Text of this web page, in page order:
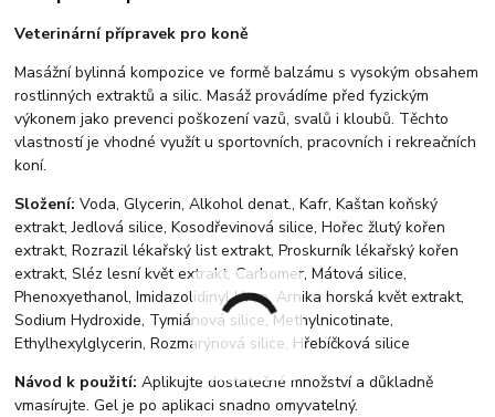
Veterinární přípravek pro koně
Masážní bylinná kompozice ve formě balzámu s vysokým obsahem
rostlinných extraktů a silic. Masáž provádíme před fyzickým
výkonem jako prevenci poškození vazů, svalů i kloubů. Těchto
vlastností je vhodné využít u sportovních, pracovních i rekreačních
koní.
Složení:Voda, Glycerin, Alkohol denat., Kafr, Kaštan koňský
extrakt, Jedlová silice, Kosodřevinová silice, Hořec žlutý kořen
extrakt, Rozrazil lékařský list extrakt, Proskurník lékařský kořen
extrakt, Sléz lesní květ extrakt, Carbomer, Mátová silice,
Phenoxyethanol, Imidazolidinyl Urea, Arnika horská květ extrakt,
Sodium Hydroxide, Tymiánová silice, Methylnicotinate,
Ethylhexylglycerin, Rozmarýnová silice, Hřebíčková silice
Návod k použití:Aplikujte dostatečné množství a důkladně
vmasírujte. Gel je po aplikaci snadno omyvatelný.